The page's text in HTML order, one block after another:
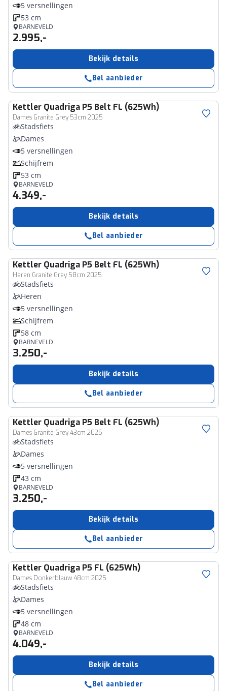
5 versnellingen
53 cm
BARNEVELD
2.995,-
Bekijk details
Bel aanbieder
Kettler Quadriga P5 Belt FL (625Wh)
Dames Granite Grey 53cm 2025
Stadsfiets
Dames
5 versnellingen
Schijfrem
53 cm
BARNEVELD
4.349,-
Bekijk details
Bel aanbieder
Kettler Quadriga P5 Belt FL (625Wh)
Heren Granite Grey 58cm 2025
Stadsfiets
Heren
5 versnellingen
Schijfrem
58 cm
BARNEVELD
3.250,-
Bekijk details
Bel aanbieder
Kettler Quadriga P5 Belt FL (625Wh)
Dames Granite Grey 43cm 2025
Stadsfiets
Dames
5 versnellingen
43 cm
BARNEVELD
3.250,-
Bekijk details
Bel aanbieder
Kettler Quadriga P5 FL (625Wh)
Dames Donkerblauw 48cm 2025
Stadsfiets
Dames
5 versnellingen
48 cm
BARNEVELD
4.049,-
Bekijk details
Bel aanbieder